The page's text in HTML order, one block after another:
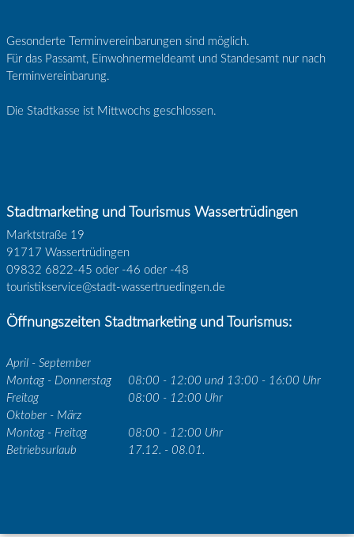
Gesonderte Terminvereinbarungen sind möglich.
Für das Passamt, Einwohnermeldeamt und Standesamt nur nach
Terminvereinbarung.
Die Stadtkasse ist Mittwochs geschlossen.
Stadtmarketing und Tourismus Wassertrüdingen
Marktstraße 19
91717 Wassertrüdingen
09832 6822-45 oder -46 oder -48
touristikservice@stadt-wassertruedingen.de
Öffnungszeiten Stadtmarketing und Tourismus:
April - September
Montag - Donnerstag
08:00 - 12:00 und 13:00 - 16:00 Uhr
Freitag
08:00 - 12:00 Uhr
Oktober - März
Montag - Freitag
08:00 - 12:00 Uhr
Betriebsurlaub
17.12. - 08.01.